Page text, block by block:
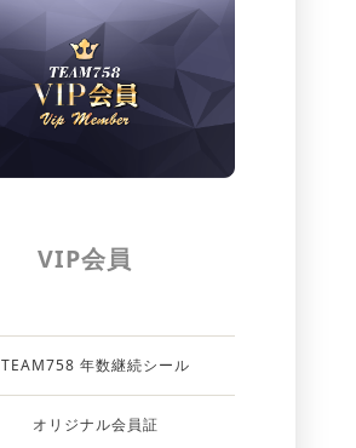
VIP会員
TEAM758 年数継続シール
オリジナル会員証